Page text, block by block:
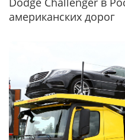
американских дорог